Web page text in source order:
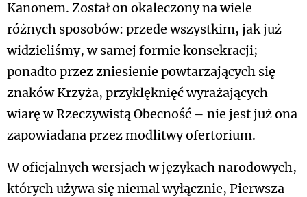
Kanonem. Został on okaleczony na wiele
różnych sposobów: przede wszystkim, jak już
widzieliśmy, w samej formie konsekracji;
ponadto przez zniesienie powtarzających się
znaków Krzyża, przyklęknięć wyrażających
wiarę w Rzeczywistą Obecność – nie jest już ona
zapowiadana przez modlitwy ofertorium.
W oficjalnych wersjach w językach narodowych,
których używa się niemal wyłącznie, Pierwsza